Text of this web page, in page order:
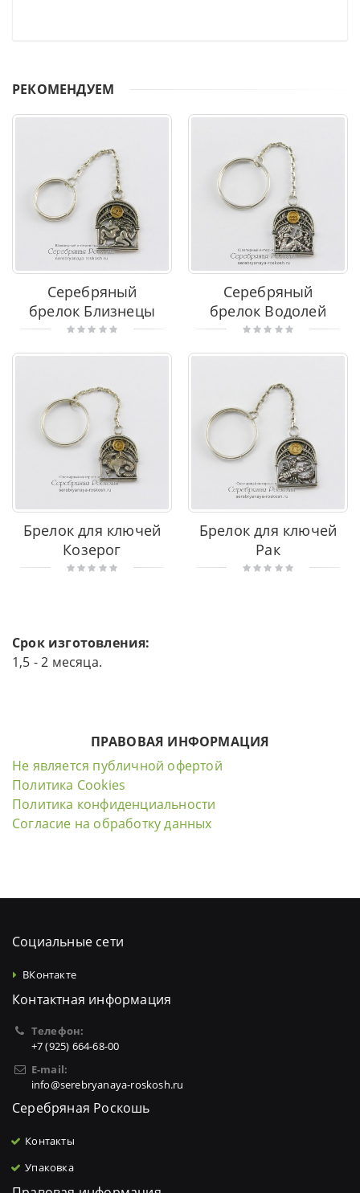
РЕКОМЕНДУЕМ
Серебряный
брелок Близнецы
Серебряный
брелок Водолей
Брелок для ключей
Козерог
Брелок для ключей
Рак
Срок изготовления:
1,5 - 2 месяца.
ПРАВОВАЯ ИНФОРМАЦИЯ
Не является публичной офертой
Политика Cookies
Политика конфиденциальности
Согласие на обработку данных
Социальные сети
ВКонтакте
Контактная информация
Телефон:
+7 (925) 664-68-00
E-mail:
info@serebryanaya-roskosh.ru
Серебряная Роскошь
Контакты
Упаковка